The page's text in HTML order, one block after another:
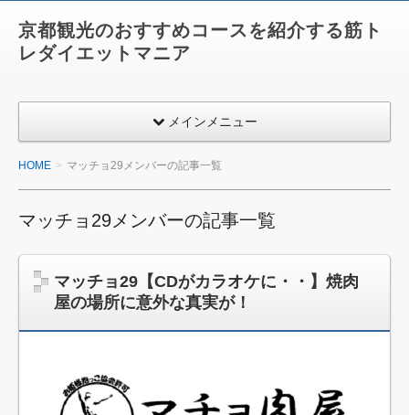
京都観光のおすすめコースを紹介する筋ト
レダイエットマニア
メインメニュー
HOME マッチョ29メンバーの記事一覧
マッチョ29メンバーの記事一覧
マッチョ29【CDがカラオケに・・】焼肉
屋の場所に意外な真実が！